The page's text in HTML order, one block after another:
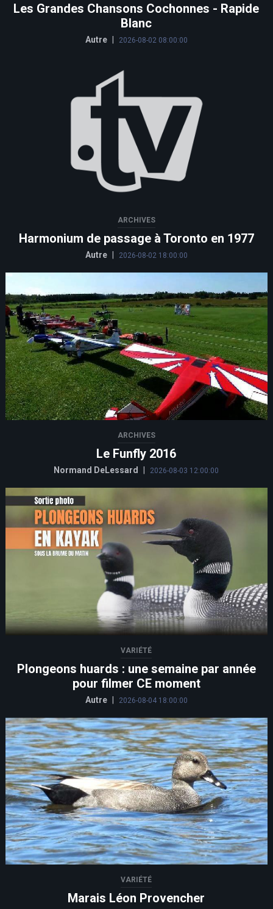
Les Grandes Chansons Cochonnes - Rapide
Blanc
Autre 2026-08-02 08:00:00
ARCHIVES
Harmonium de passage à Toronto en 1977
Autre 2026-08-02 18:00:00
ARCHIVES
Le Funfly 2016
Normand DeLessard 2026-08-03 12:00:00
VARIÉTÉ
Plongeons huards : une semaine par année
pour filmer CE moment
Autre | 2026-08-04 18:00:00
VARIÉTÉ
Marais Léon Provencher